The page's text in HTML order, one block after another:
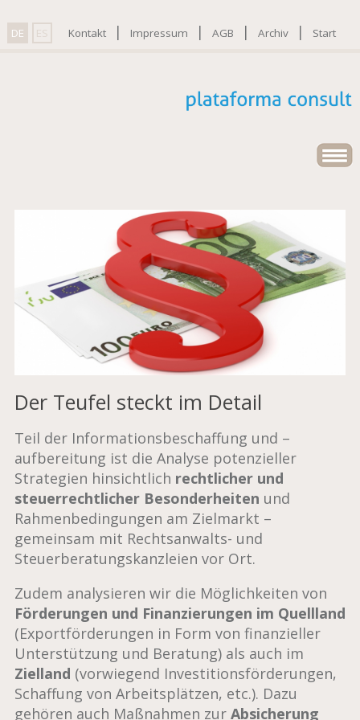
DE ES Kontakt| Impressum | AGB | Archiv| Start
Der Teufel steckt im Detail
Teil der Informationsbeschaffung und –
aufbereitung ist die Analyse potenzieller
Strategien hinsichtlich rechtlicher und
steuerrechtlicher Besonderheiten und
Rahmenbedingungen am Zielmarkt –
gemeinsam mit Rechtsanwalts- und
Steuerberatungskanzleien vor Ort.
Zudem analysieren wir die Möglichkeiten von
Förderungen und Finanzierungen im Quellland
(Exportförderungen in Form von finanzieller
Unterstützung und Beratung) als auch im
Zielland (vorwiegend Investitionsförderungen,
Schaffung von Arbeitsplätzen, etc.). Dazu
gehören auch Maßnahmen zur Absicherung